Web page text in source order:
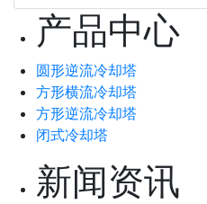
产品中心
圆形逆流冷却塔
方形横流冷却塔
方形逆流冷却塔
闭式冷却塔
新闻资讯